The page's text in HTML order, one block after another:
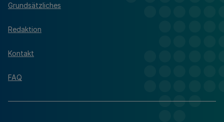
Grundsätzliches
Redaktion
Kontakt
FAQ